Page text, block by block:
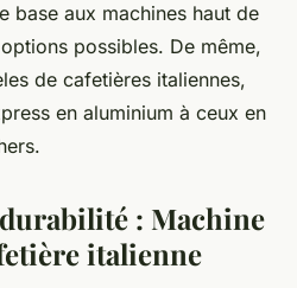
base aux machines haut de
possibles. De même,
de cafetières italiennes,
en aluminium à ceux en
: Machine
italienne